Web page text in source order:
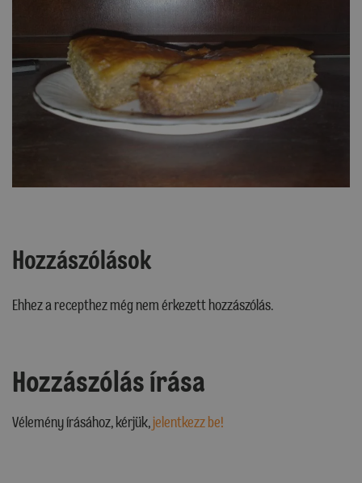
Hozzászólások
Ehhez a recepthez még nem érkezett hozzászólás.
Hozzászólás írása
Vélemény írásához, kérjük,jelentkezz be!